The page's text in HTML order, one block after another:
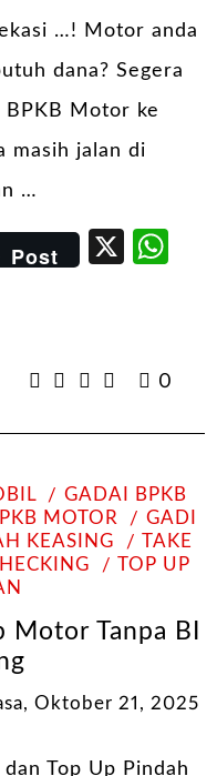
…! Motor anda
dana? Segera
BPKB Motor ke
masih jalan di
…
Post X
0
GADAI BPKB
MOTOR
GADI
KEASING
TAKE
TOP UP
Motor Tanpa BI
Oktober 21, 2025